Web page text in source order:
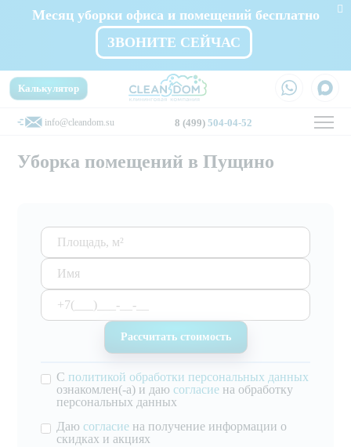
Месяц уборки офиса и помещений бесплатно
ЗВОНИТЕ СЕЙЧАС
info@cleandom.su 8 (499) 504-04-52
Калькулятор
Уборка помещений в Пущино
С политикой обработки персональных данных
ознакомлен(-а) и даю согласие на обработку
персональных данных
Даю согласие на получение информации о
скидках и акциях